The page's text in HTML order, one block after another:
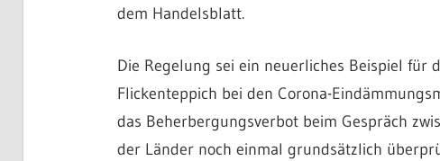
dem Handelsblatt.
Die Regelung sei ein neuerliches Beispiel für
Flickenteppich bei den Corona-
das Beherbergungsverbot beim Gespräch
der Länder noch einmal grundsätzlich